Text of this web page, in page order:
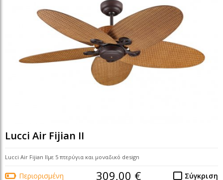
Lucci Air Fijian II
Lucci Air Fijian IIμε 5 πτερύγια και μοναδικό design
Περιορισμένη Σύγκριση
309,00 €